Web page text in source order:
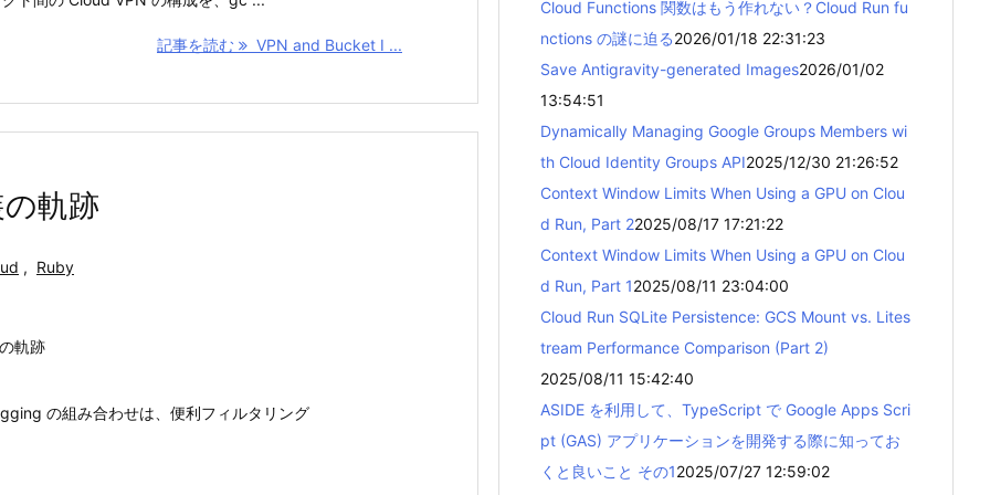
記事を読む VPN and Bucket I ...
軌跡
, Ruby
軌跡
の組み合わせは、便利フィルタリング
Cloud Functions 関数はもう作れない？Cloud Run fu
nctions の謎に迫る2026/01/18 22:31:23
Save Antigravity-generated Images2026/01/02
13:54:51
Dynamically Managing Google Groups Members wi
th Cloud Identity Groups API2025/12/30 21:26:52
Context Window Limits When Using a GPU on Clou
d Run, Part 22025/08/17 17:21:22
Context Window Limits When Using a GPU on Clou
d Run, Part 12025/08/11 23:04:00
Cloud Run SQLite Persistence: GCS Mount vs. Lites
tream Performance Comparison (Part 2)
2025/08/11 15:42:40
ASIDE を利用して、TypeScript で Google Apps Scri
pt (GAS) アプリケーションを開発する際に知ってお
くと良いこと その12025/07/27 12:59:02